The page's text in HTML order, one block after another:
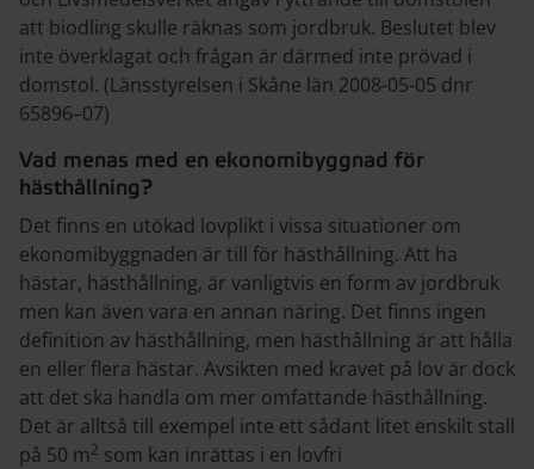
att biodling skulle räknas som jordbruk. Beslutet blev
inte överklagat och frågan är därmed inte prövad i
domstol. (Länsstyrelsen i Skåne län 2008-­05­-05 dnr
65896–07)
Vad menas med en ekonomibyggnad för
hästhållning?
Det finns en utökad lovplikt i vissa situationer om
ekonomibyggnaden är till för hästhållning. Att ha
hästar, hästhållning, är vanligtvis en form av jordbruk
men kan även vara en annan näring. Det finns ingen
definition av hästhållning, men hästhållning är att hålla
en eller flera hästar. Avsikten med kravet på lov är dock
att det ska handla om mer omfattande hästhållning.
Det är alltså till exempel inte ett sådant litet enskilt stall
på 50 m2 som kan inrättas i en lovfri